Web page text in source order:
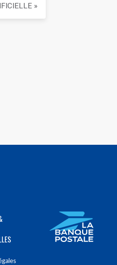
»